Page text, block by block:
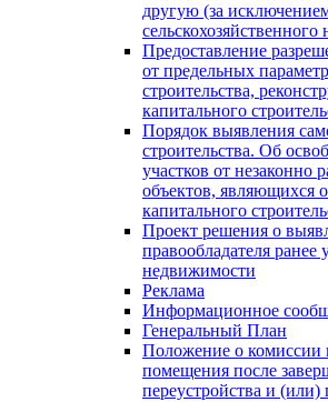
другую (за
сельскохозяйственного
Предоставление
от предельных
строительства,
капитального
Порядок выявления
строительства. Об
участков от незаконно
объектов, являющихся
капитального
Проект решения о
правообладателя ранее
недвижимости
Реклама
Информационное
Генеральный План
Положение о комиссии
помещения после
переустройства и (или)